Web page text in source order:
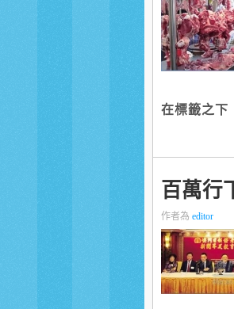
在標籤之下
百萬行
作者為 editor